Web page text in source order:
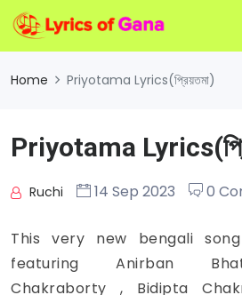
Home Priyotama Lyrics(প্রিয়তমা)
Priyotama
Ruchi 14 Sep 2023 0
This very new bengali
featuring Anirban
Chakraborty , Bidipta